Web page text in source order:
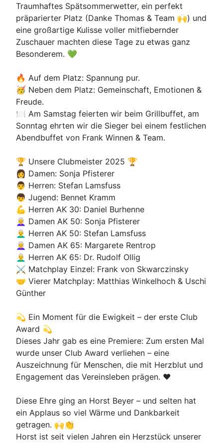
Traumhaftes Spätsommerwetter, ein perfekt
präparierter Platz (Danke Thomas & Team 🙌) und
eine großartige Kulisse voller mitfiebernder
Zuschauer machten diese Tage zu etwas ganz
Besonderem. 💚
🔥 Auf dem Platz: Spannung pur.
🥳 Neben dem Platz: Gemeinschaft, Emotionen &
Freude.
🍽️ Am Samstag feierten wir beim Grillbuffet, am
Sonntag ehrten wir die Sieger bei einem festlichen
Abendbuffet von Frank Winnen & Team.
🏆 Unsere Clubmeister 2025 🏆
👩 Damen: Sonja Pfisterer
👨 Herren: Stefan Lamsfuss
👦 Jugend: Bennet Kramm
💪 Herren AK 30: Daniel Burhenne
👩‍🦳 Damen AK 50: Sonja Pfisterer
👨‍🦳 Herren AK 50: Stefan Lamsfuss
👩‍🦳 Damen AK 65: Margarete Rentrop
👨‍🦳 Herren AK 65: Dr. Rudolf Ollig
⚔️ Matchplay Einzel: Frank von Skwarczinsky
🤝 Vierer Matchplay: Matthias Winkelhoch & Uschi
Günther
💫 Ein Moment für die Ewigkeit – der erste Club
Award 💫
Dieses Jahr gab es eine Premiere: Zum ersten Mal
wurde unser Club Award verliehen – eine
Auszeichnung für Menschen, die mit Herzblut und
Engagement das Vereinsleben prägen. ❤️
Diese Ehre ging an Horst Beyer – und selten hat
ein Applaus so viel Wärme und Dankbarkeit
getragen. 🙌👏
Horst ist seit vielen Jahren ein Herzstück unserer